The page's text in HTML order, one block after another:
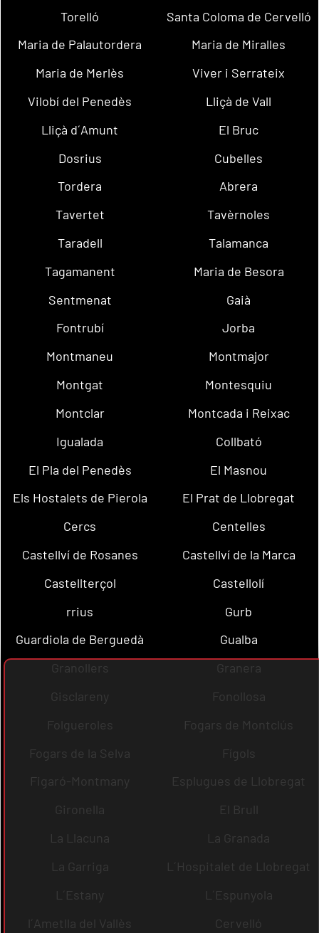
Torelló
Santa Coloma de Cervelló
Maria de Palautordera
Maria de Miralles
Maria de Merlès
Viver i Serrateix
Vilobí del Penedès
Lliçà de Vall
Lliçà d´Amunt
El Bruc
Dosrius
Cubelles
Tordera
Abrera
Tavertet
Tavèrnoles
Taradell
Talamanca
Tagamanent
Maria de Besora
Sentmenat
Gaià
Fontrubí
Jorba
Montmaneu
Montmajor
Montgat
Montesquiu
Montclar
Montcada i Reixac
Igualada
Collbató
El Pla del Penedès
El Masnou
Els Hostalets de Pierola
El Prat de Llobregat
Cercs
Centelles
Castellví de Rosanes
Castellví de la Marca
Castellterçol
Castellolí
rrius
Gurb
Guardiola de Berguedà
Gualba
Granollers
Granera
Gisclareny
Fonollosa
Folgueroles
Fogars de Montclús
Fogars de la Selva
Fígols
Figaró-Montmany
Esplugues de Llobregat
Gironella
El Brull
La Llacuna
La Granada
La Garriga
L´Hospitalet de Llobregat
L´Estany
L´Espunyola
l´Ametlla del Vallès
Cervelló